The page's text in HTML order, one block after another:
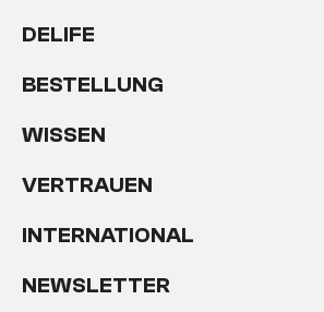
DELIFE
BESTELLUNG
WISSEN
VERTRAUEN
INTERNATIONAL
NEWSLETTER